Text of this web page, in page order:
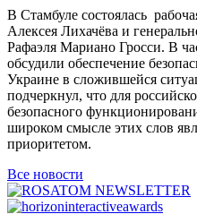
В Стамбуле состоялась
Алексея Лихачёва и
Рафаэля Мариано Гросси. В
обсудили обеспечение
Украине в сложившейся
подчеркнул, что для
безопасного
широком смысле этих слов
приоритетом.
Все новости